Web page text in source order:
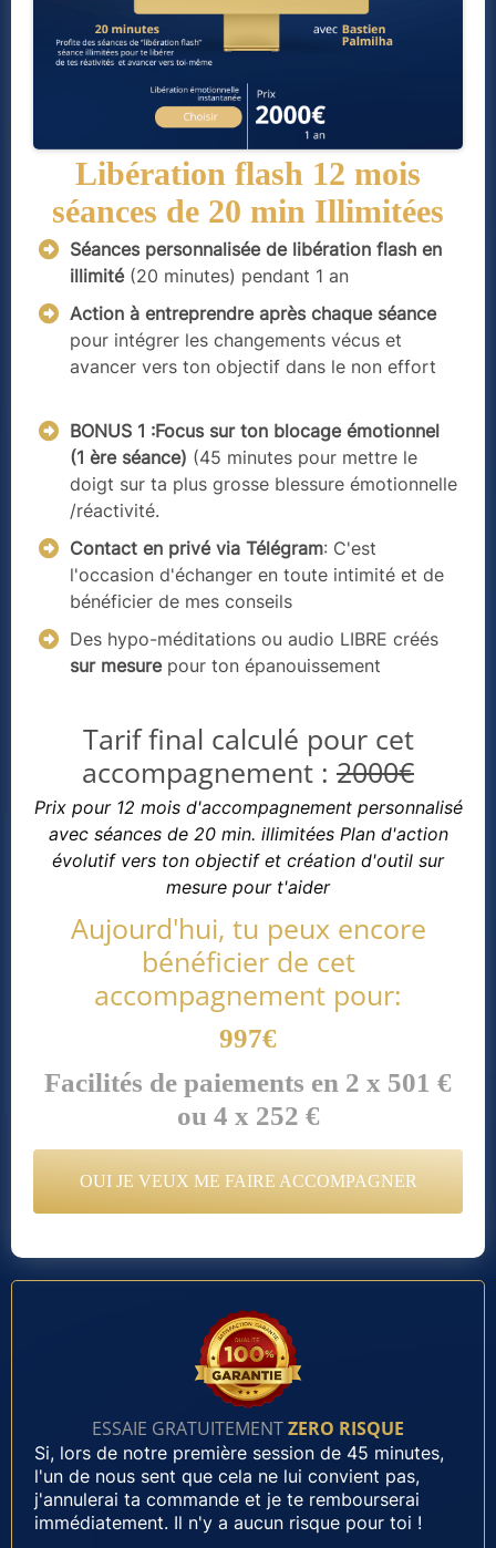
Libération flash 12 mois
séances de 20 min Illimitées
Séances personnalisée de libération flash en
illimité(20 minutes) pendant 1 an
Action à entreprendre après chaque séance
pour intégrer les changements vécus et
avancer vers ton objectif dans le non effort
BONUS 1 :Focus sur ton blocage émotionnel
(1 ère séance) (45 minutes pour mettre le
doigt sur ta plus grosse blessure émotionnelle
/réactivité.
Contact en privé via Télégram: C'est
l'occasion d'échanger en toute intimité et de
bénéficier de mes conseils
Des hypo-méditations ou audio LIBRE créés
sur mesurepour ton épanouissement
Tarif final calculé pour cet
accompagnement : 2000€
Prix pour 12 mois d'accompagnement personnalisé
avec séances de 20 min. illimitées Plan d'action
évolutif vers ton objectif et création d'outil sur
mesure pour t'aider
Aujourd'hui, tu peux encore
bénéficier de cet
accompagnement pour:
997€
Facilités de paiements en 2 x 501 €
ou 4 x 252 €
OUI JE VEUX ME FAIRE ACCOMPAGNER
ESSAIE GRATUITEMENTZERO RISQUE
Si, lors de notre première session de 45 minutes,
l'un de nous sent que cela ne lui convient pas,
j'annulerai ta commande et je te rembourserai
immédiatement. Il n'y a aucun risque pour toi !